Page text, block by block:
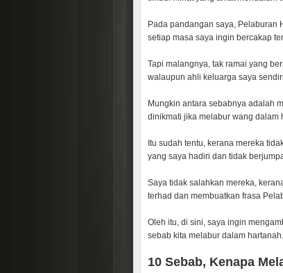
Pada pandangan saya, Pelaburan
setiap masa saya ingin bercakap
Tapi malangnya, tak ramai yang
walaupun ahli keluarga saya
Mungkin antara sebabnya adalah
dinikmati jika melabur wang dalam
Itu sudah tentu, kerana mereka
yang saya hadiri dan tidak
Saya tidak salahkan mereka,
terhad dan membuatkan frasa
Oleh itu, di sini, saya ingin
sebab kita melabur dalam
10 Sebab, Kenapa